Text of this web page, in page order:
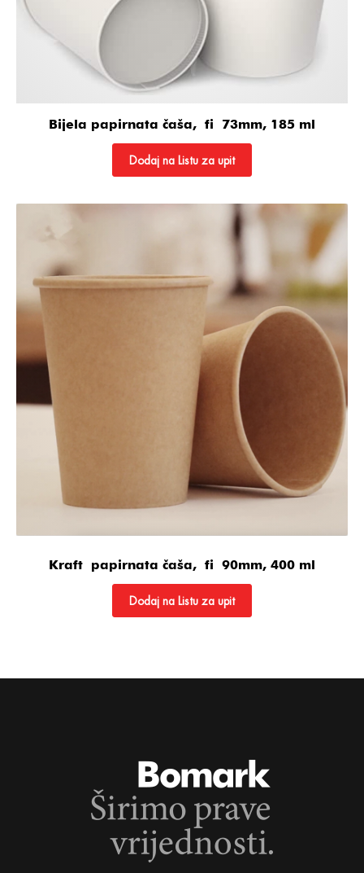
Bijela papirnata čaša, fi 73mm, 185 ml
Dodaj na Listu za upit
Kraft papirnata čaša, fi 90mm, 400 ml
Dodaj na Listu za upit